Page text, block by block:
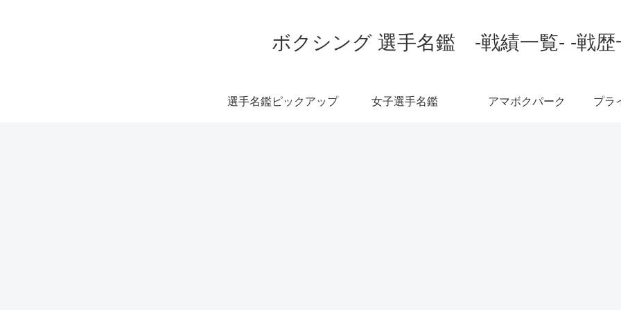
ボクシング 選手名鑑 -戦績一覧- -戦歴
選手名鑑ピックアップ 女子選手名鑑 アマボクパーク プラ